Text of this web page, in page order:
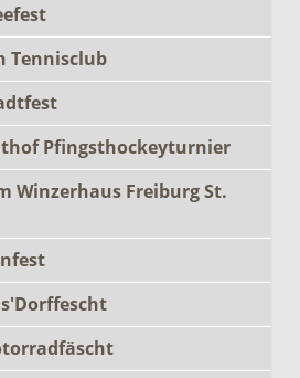
Tennisclub
Pfingsthockeyturnier
Winzerhaus Freiburg St.